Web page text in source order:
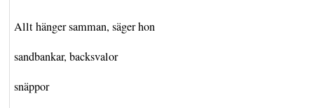
Allt hänger samman, säger hon
sandbankar, backsvalor
snäppor